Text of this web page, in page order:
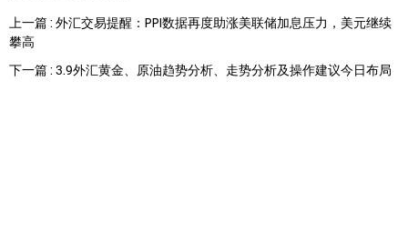
上一篇 : 外汇交易提醒：PPI数据再度助涨美联储加息压力，美元继续
攀高
下一篇 : 3.9外汇黄金、原油趋势分析、走势分析及操作建议今日布局